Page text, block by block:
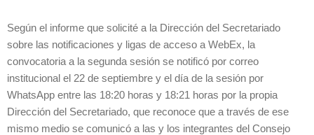
Según el informe que solicité a la Dirección del Secretariado
sobre las notificaciones y ligas de acceso a WebEx, la
convocatoria a la segunda sesión se notificó por correo
institucional el 22 de septiembre y el día de la sesión por
WhatsApp entre las 18:20 horas y 18:21 horas por la propia
Dirección del Secretariado, que reconoce que a través de ese
mismo medio se comunicó a las y los integrantes del Consejo